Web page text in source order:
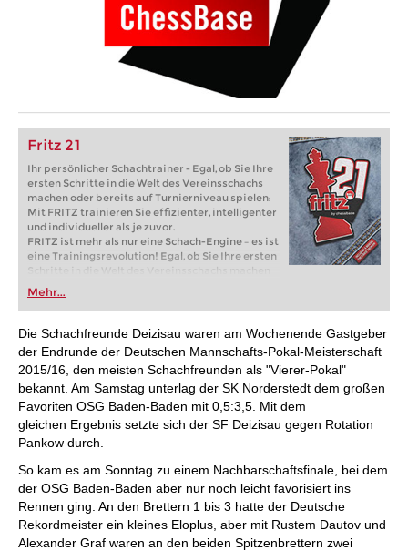
Fritz 21
Ihr persönlicher Schachtrainer - Egal, ob Sie Ihre
ersten Schritte in die Welt des Vereinsschachs
machen oder bereits auf Turnierniveau spielen:
Mit FRITZ trainieren Sie effizienter, intelligenter
und individueller als je zuvor.
FRITZ ist mehr als nur eine Schach-Engine – es ist
eine Trainingsrevolution! Egal, ob Sie Ihre ersten
Schritte in die Welt des Vereinsschachs machen
oder bereits auf Turnierniveau spielen: Mit
FRITZ trainieren Sie effizienter, intelligenter und
individueller als je zuvor.
Mehr...
Die Schachfreunde Deizisau waren am Wochenende Gastgeber
der Endrunde der Deutschen Mannschafts-Pokal-Meisterschaft
2015/16, den meisten Schachfreunden als "Vierer-Pokal"
bekannt. Am Samstag unterlag der SK Norderstedt dem großen
Favoriten OSG Baden-Baden mit 0,5:3,5. Mit dem
gleichen Ergebnis setzte sich der SF Deizisau gegen Rotation
Pankow durch.
So kam es am Sonntag zu einem Nachbarschaftsfinale, bei dem
der OSG Baden-Baden aber nur noch leicht favorisiert ins
Rennen ging. An den Brettern 1 bis 3 hatte der Deutsche
Rekordmeister ein kleines Eloplus, aber mit Rustem Dautov und
Alexander Graf waren an den beiden Spitzenbrettern zwei